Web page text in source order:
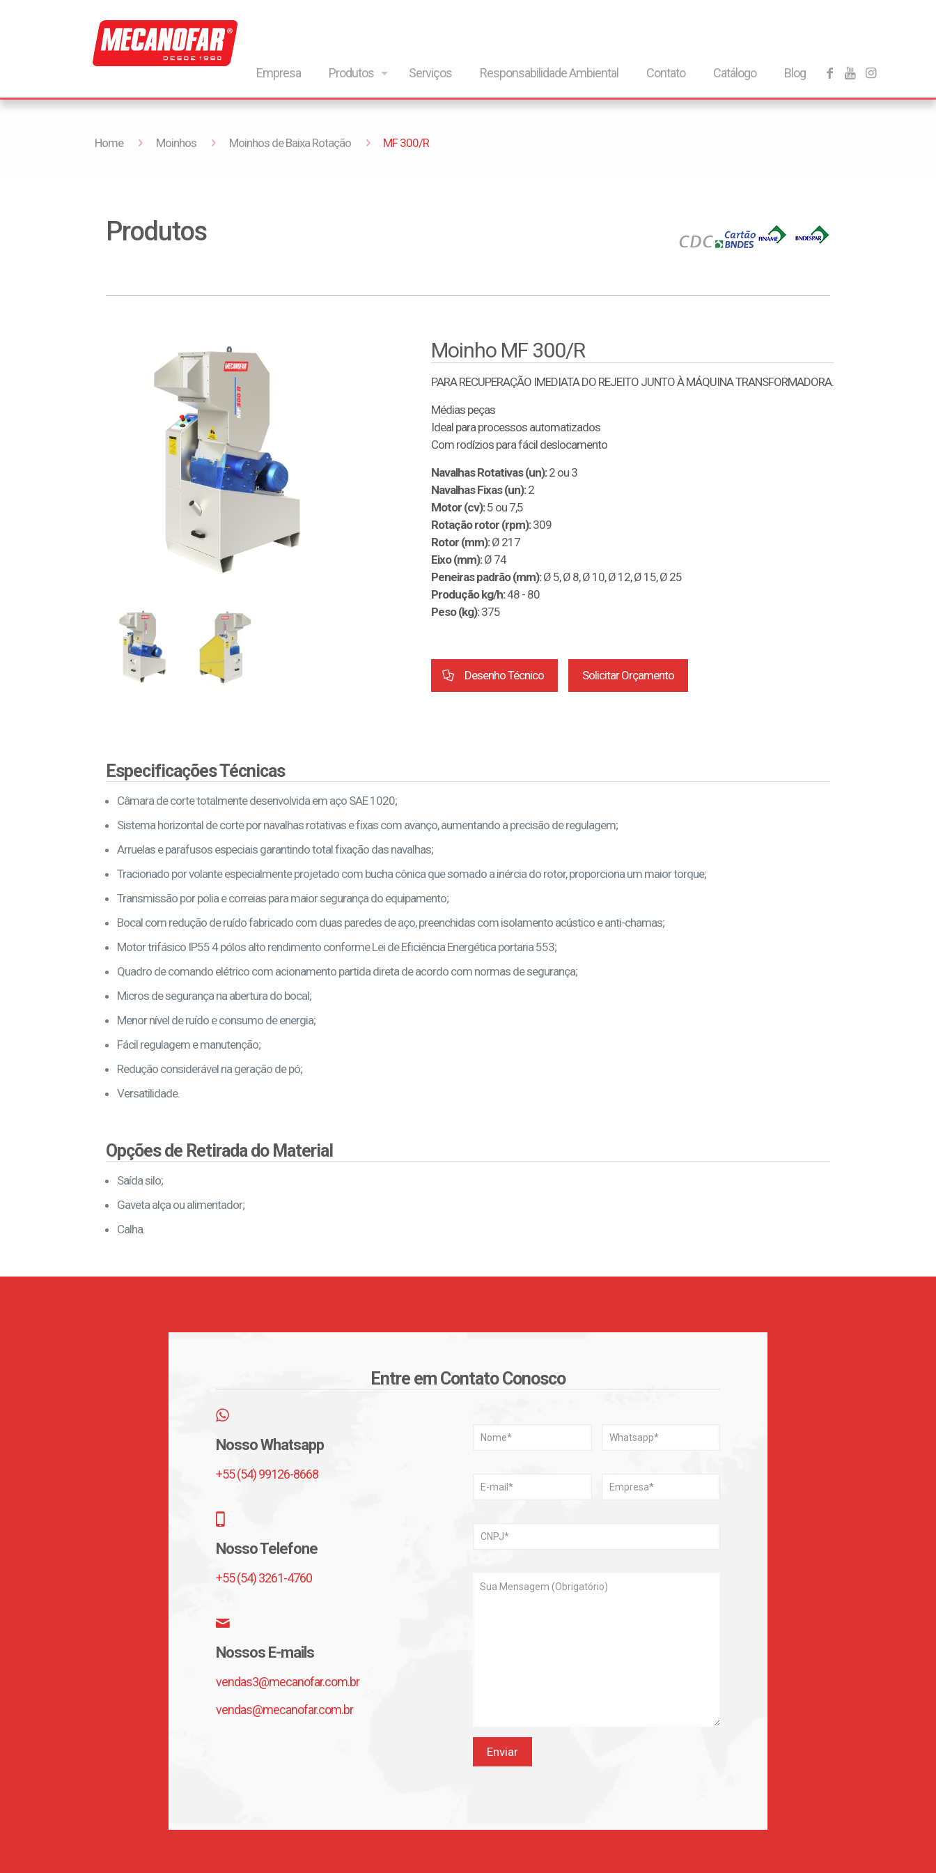
Empresa Produtos Serviços Responsabilidade Ambiental Contato Catálogo Blog
Home Moinhos Moinhos de Baixa Rotação MF 300/R
Produtos
Moinho MF 300/R
PARA RECUPERAÇÃO IMEDIATA DO REJEITO JUNTO À MÁQUINA TRANSFORMADORA.
Médias peças
Ideal para processos automatizados
Com rodízios para fácil deslocamento
Navalhas Rotativas (un):2 ou 3
Navalhas Fixas (un):2
Motor (cv):5 ou 7,5
Rotação rotor (rpm):309
Rotor (mm):Ø 217
Eixo (mm):Ø 74
Peneiras padrão (mm):Ø 5, Ø 8, Ø 10, Ø 12, Ø 15, Ø 25
Produção kg/h:48 - 80
Peso (kg):375
Desenho Técnico Solicitar Orçamento
Especificações Técnicas
Câmara de corte totalmente desenvolvida em aço SAE 1020;
Sistema horizontal de corte por navalhas rotativas e fixas com avanço, aumentando a precisão de regulagem;
Arruelas e parafusos especiais garantindo total fixação das navalhas;
Tracionado por volante especialmente projetado com bucha cônica que somado a inércia do rotor, proporciona um maior torque;
Transmissão por polia e correias para maior segurança do equipamento;
Bocal com redução de ruído fabricado com duas paredes de aço, preenchidas com isolamento acústico e anti-chamas;
Motor trifásico IP55 4 pólos alto rendimento conforme Lei de Eficiência Energética portaria 553;
Quadro de comando elétrico com acionamento partida direta de acordo com normas de segurança;
Micros de segurança na abertura do bocal;
Menor nível de ruído e consumo de energia;
Fácil regulagem e manutenção;
Redução considerável na geração de pó;
Versatilidade.
Opções de Retirada do Material
Saída silo;
Gaveta alça ou alimentador;
Calha.
Entre em Contato Conosco
Nosso Whatsapp
+55 (54) 99126-8668
Nosso Telefone
+55 (54) 3261-4760
Nossos E-mails
vendas3@mecanofar.com.br
vendas@mecanofar.com.br